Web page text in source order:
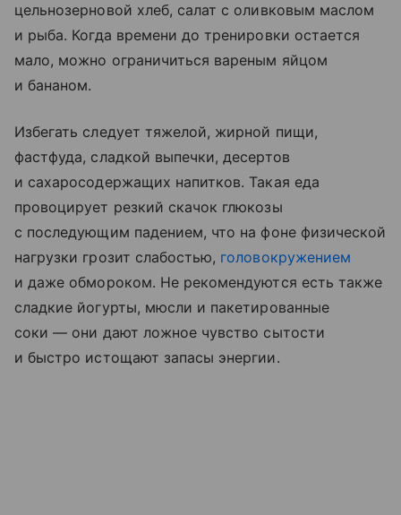
цельнозерновой хлеб, салат с оливковым маслом
и рыба. Когда времени до тренировки остается
мало, можно ограничиться вареным яйцом
и бананом.
Избегать следует тяжелой, жирной пищи,
фастфуда, сладкой выпечки, десертов
и сахаросодержащих напитков. Такая еда
провоцирует резкий скачок глюкозы
с последующим падением, что на фоне физической
нагрузки грозит слабостью, головокружением
и даже обмороком. Не рекомендуются есть также
сладкие йогурты, мюсли и пакетированные
соки — они дают ложное чувство сытости
и быстро истощают запасы энергии.